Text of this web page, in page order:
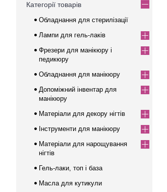
Категорії товарів
Обладнання для стерилізації
Лампи для гель-лаків
Фрезери для манікюру і
педикюру
Обладнання для манікюру
Допоміжний інвентар для
манікюру
Матеріали для декору нігтів
Інструменти для манікюру
Матеріали для нарощування
нігтів
Гель-лаки, топ і база
Масла для кутикули